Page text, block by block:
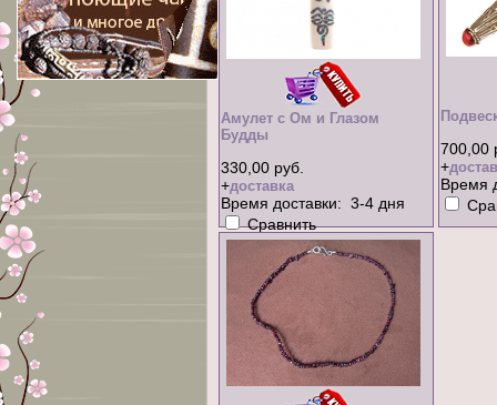
Амулет с Ом и Глазом
Будды
330,00 руб.
+доставка
Время доставки: 3-4 дня
Сравнить
700,00
+
Время
xml-карта